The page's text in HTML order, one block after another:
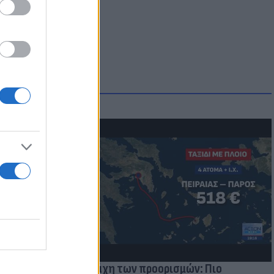
με το
Η μάχη των προορισμών: Πιο